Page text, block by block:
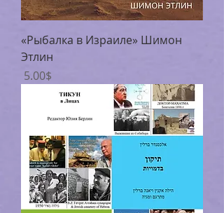
«Рыбалка в Израиле» Шимон
Этлин
Цена‏5.00 ‏$